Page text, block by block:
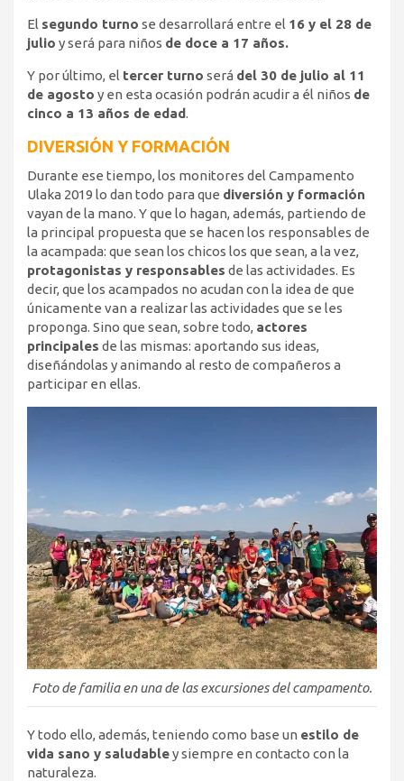
El segundo turno se desarrollará entre el 16 y el 28 de
julio y será para niños de doce a 17 años.
Y por último, el tercer turno será del 30 de julio al 11
de agosto y en esta ocasión podrán acudir a él niños de
cinco a 13 años de edad.
DIVERSIÓN Y FORMACIÓN
Durante ese tiempo, los monitores del Campamento
Ulaka 2019 lo dan todo para que diversión y formación
vayan de la mano. Y que lo hagan, además, partiendo de
la principal propuesta que se hacen los responsables de
la acampada: que sean los chicos los que sean, a la vez,
protagonistas y responsables de las actividades. Es
decir, que los acampados no acudan con la idea de que
únicamente van a realizar las actividades que se les
proponga. Sino que sean, sobre todo, actores
principales de las mismas: aportando sus ideas,
diseñándolas y animando al resto de compañeros a
participar en ellas.
Foto de familia en una de las excursiones del campamento.
Y todo ello, además, teniendo como base un estilo de
vida sano y saludabley siempre en contacto con la
naturaleza.